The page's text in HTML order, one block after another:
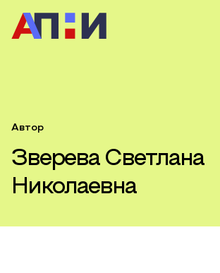
Автор
Зверева Светлана
Николаевна